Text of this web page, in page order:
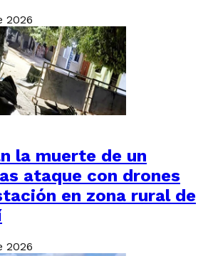
2026
la muerte de un
ataque con drones
en zona rural de
2026